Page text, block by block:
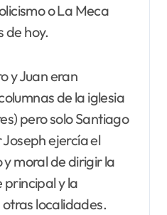
o La Meca
de hoy.
y Juan eran
de la iglesia
pero solo Santiago
ejercía el
moral de dirigir la
principal y la
otras localidades.